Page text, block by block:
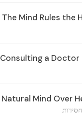
The Mind Rules the
Consulting a Doctor
Natural Mind Over